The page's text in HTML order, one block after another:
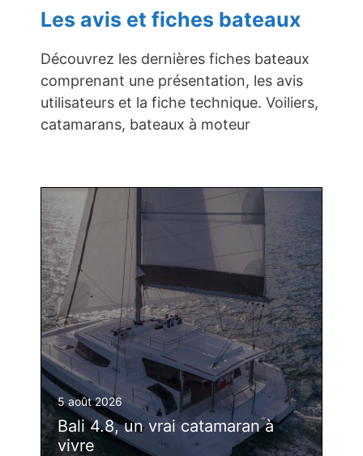
Les avis et fiches bateaux
Découvrez les dernières fiches bateaux
comprenant une présentation, les avis
utilisateurs et la fiche technique. Voiliers,
catamarans, bateaux à moteur
5 août 2026
Bali 4.8, un vrai catamaran à
vivre